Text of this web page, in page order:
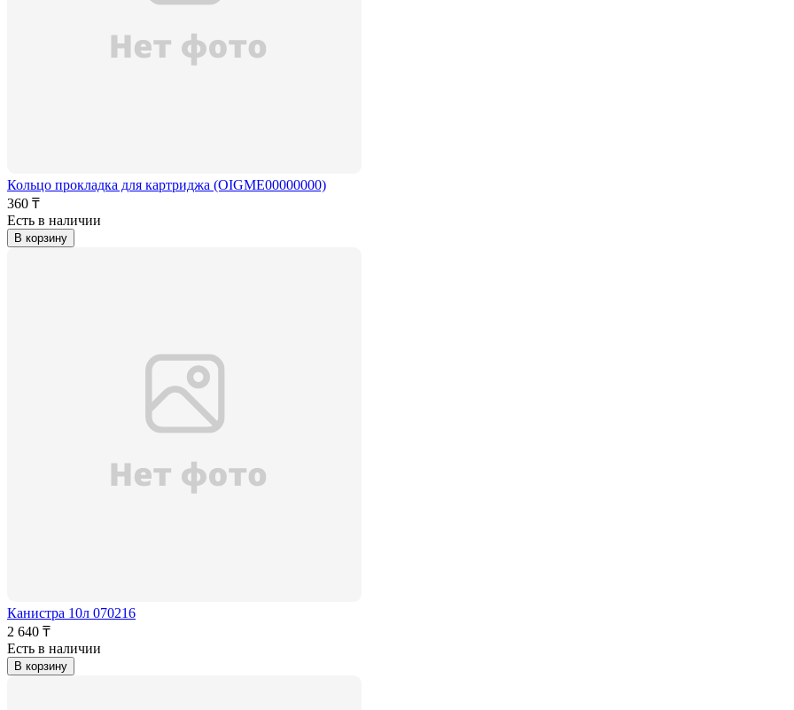
Кольцо прокладка для картриджа (OIGME00000000)
360 ₸
Есть в наличии
В корзину
Канистра 10л 070216
2 640 ₸
Есть в наличии
В корзину